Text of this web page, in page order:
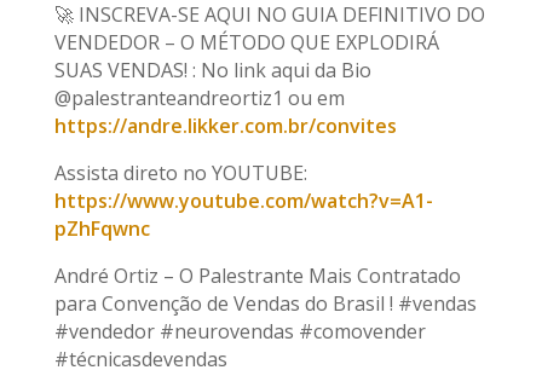
🚀 INSCREVA-SE AQUI NO GUIA DEFINITIVO DO
VENDEDOR – O MÉTODO QUE EXPLODIRÁ
SUAS VENDAS! : No link aqui da Bio
@palestranteandreortiz1 ou em
https://andre.likker.com.br/convites
Assista direto no YOUTUBE:
https://www.youtube.com/watch?v=A1-
pZhFqwnc
André Ortiz – O Palestrante Mais Contratado
para Convenção de Vendas do Brasil ! #vendas
#vendedor #neurovendas #comovender
#técnicasdevendas